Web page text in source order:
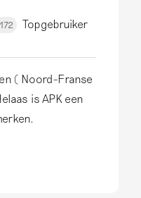
Topgebruiker
( Noord-Franse
is APK een